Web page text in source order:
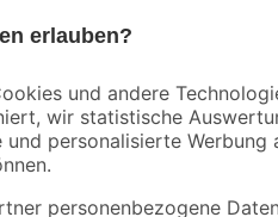
Steht bei dir ein Bauprojekt an
schau dir diesen Mörtel von